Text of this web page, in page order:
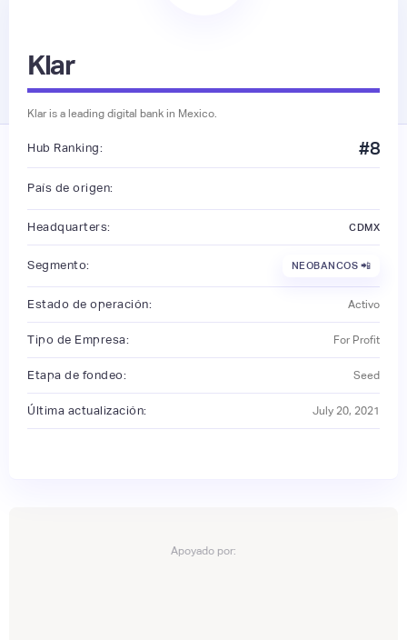
Klar
Klar is a leading digital bank in Mexico.
Hub Ranking: #8
País de origen:
Headquarters: CDMX
Segmento: NEOBANCOS 📲
Estado de operación: Activo
Tipo de Empresa: For Profit
Etapa de fondeo: Seed
Última actualización: July 20, 2021
Apoyado por: